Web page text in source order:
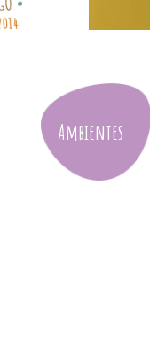
Ambientes